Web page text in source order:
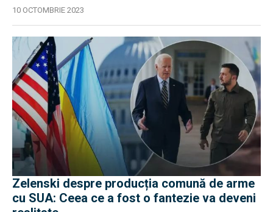
10 OCTOMBRIE 2023
Zelenski despre producția comună de arme
cu SUA: Ceea ce a fost o fantezie va deveni